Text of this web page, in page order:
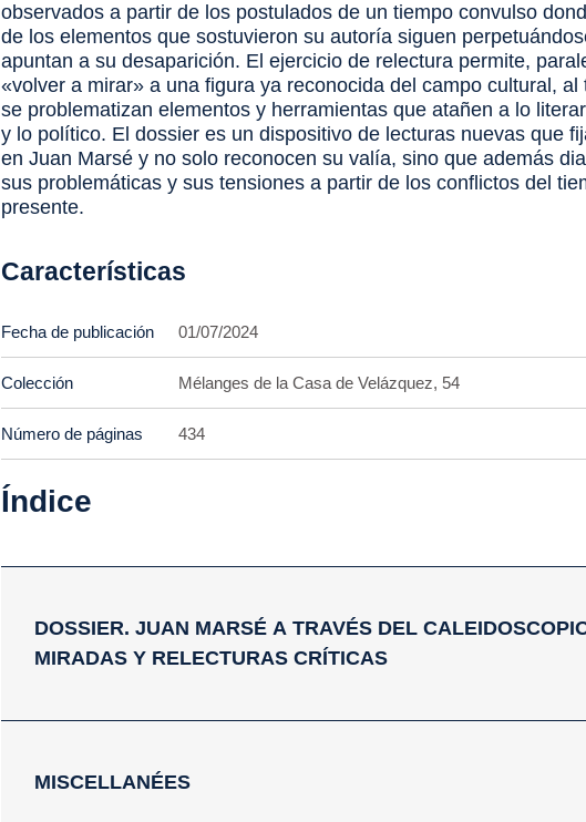
observados a partir de los postulados de un tiempo convulso
de los elementos que sostuvieron su autoría siguen
apuntan a su desaparición. El ejercicio de relectura permite,
«volver a mirar» a una figura ya reconocida del campo cultural, al
se problematizan elementos y herramientas que atañen a lo
y lo político. El dossier es un dispositivo de lecturas nuevas que
en Juan Marsé y no solo reconocen su valía, sino que además
sus problemáticas y sus tensiones a partir de los conflictos del
presente.
Características
Fecha de publicación 01/07/2024
Colección Mélanges de la Casa de Velázquez, 54
Número de páginas 434
Índice
DOSSIER. JUAN MARSÉ A TRAVÉS DEL
MIRADAS Y RELECTURAS CRÍTICAS
MISCELLANÉES